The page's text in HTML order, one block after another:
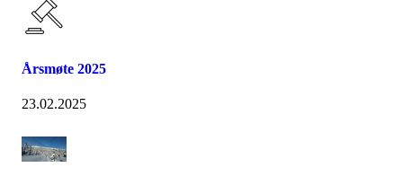
Årsmøte 2025
23.02.2025